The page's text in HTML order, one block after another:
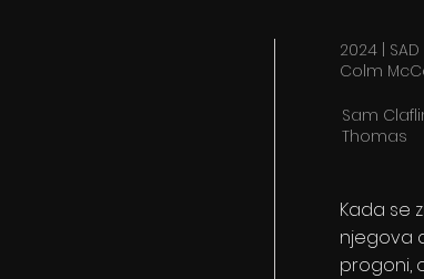
2024 | SAD |
Colm
Sam
Thomas
Kada se
njegova
progoni,